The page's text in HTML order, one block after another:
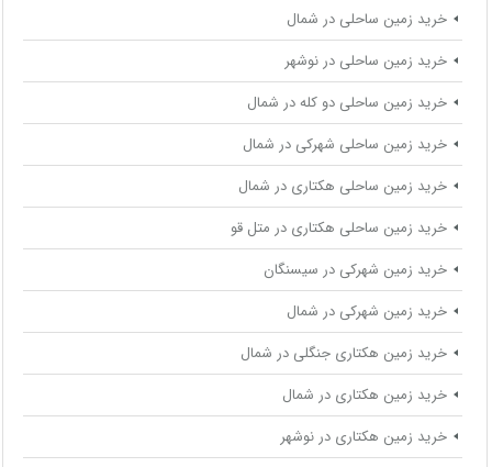
خرید زمین ساحلی در شمال
خرید زمین ساحلی در نوشهر
خرید زمین ساحلی دو کله در شمال
خرید زمین ساحلی شهرکی در شمال
خرید زمین ساحلی هکتاری در شمال
خرید زمین ساحلی هکتاری در متل قو
خرید زمین شهرکی در سیسنگان
خرید زمین شهرکی در شمال
خرید زمین هکتاری جنگلی در شمال
خرید زمین هکتاری در شمال
خرید زمین هکتاری در نوشهر